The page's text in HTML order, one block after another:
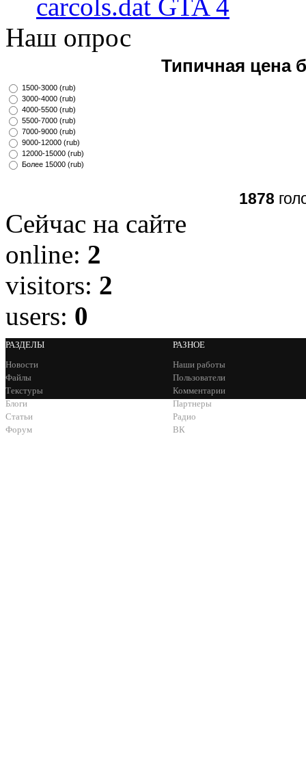
carcols.dat GTA 4
Наш опрос
Типичная цена
1500-3000 (rub)
3000-4000 (rub)
4000-5500 (rub)
5500-7000 (rub)
7000-9000 (rub)
9000-12000 (rub)
12000-15000 (rub)
Более 15000 (rub)
1878
Сейчас на сайте
online: 2
visitors: 2
users: 0
РАЗДЕЛЫ
Новости
Файлы
Текстуры
Блоги
Статьи
Форум
РАЗНОЕ
Наши работы
Пользователи
Комментарии
Партнеры
Радио
ВК